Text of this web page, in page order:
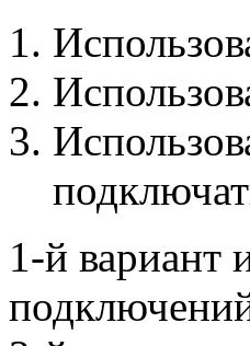
1-й вариант